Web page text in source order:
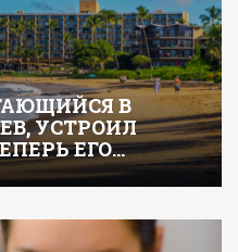
В
УСТРОИЛ
ЕГО…